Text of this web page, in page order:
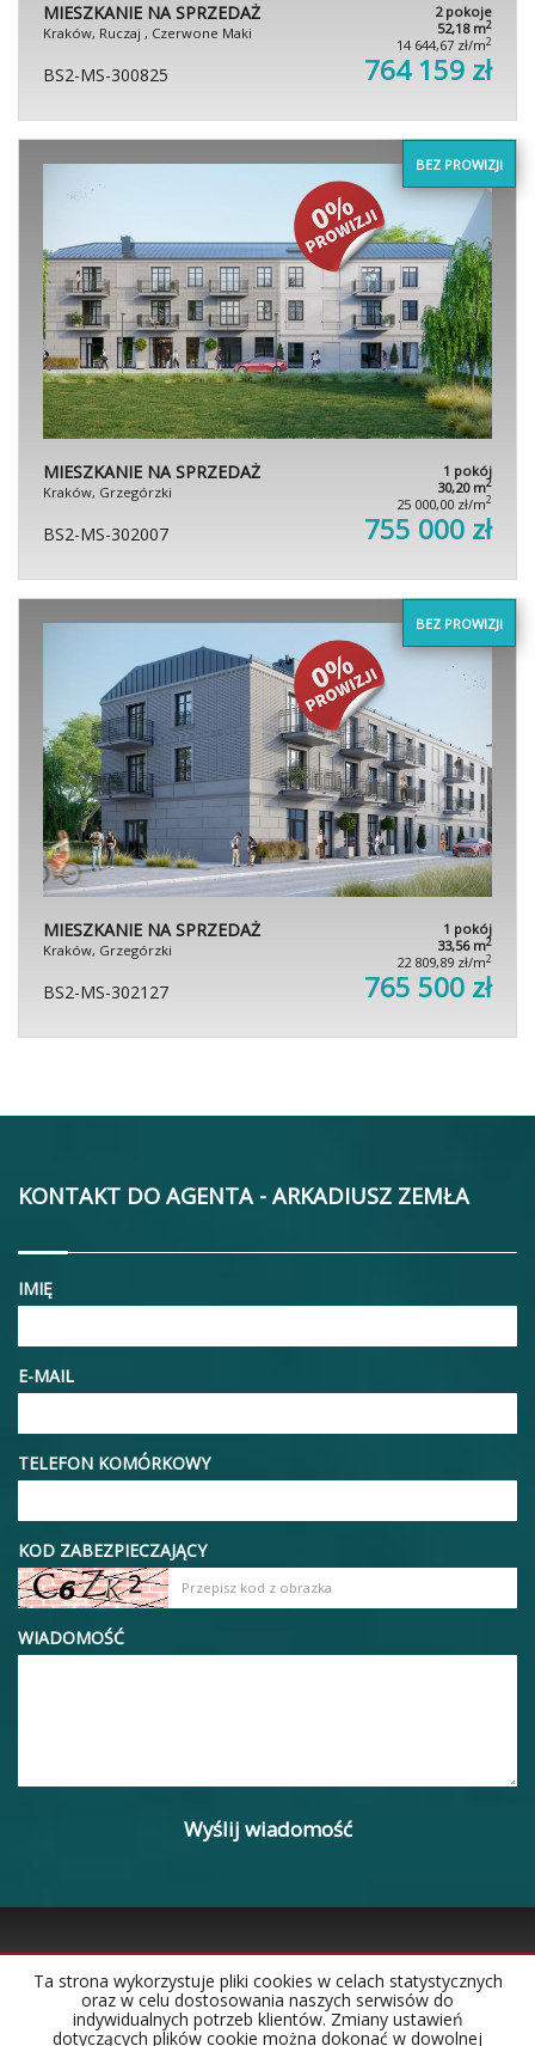
MIESZKANIE NA SPRZEDAŻ
Kraków, Ruczaj , Czerwone Maki
2 pokoje
52,18 m2
14 644,67 zł/m2
BS2-MS-300825 764 159 zł
BEZ PROWIZJI
MIESZKANIE NA SPRZEDAŻ
Kraków, Grzegórzki
1 pokój
30,20 m2
25 000,00 zł/m2
BS2-MS-302007 755 000 zł
BEZ PROWIZJI
MIESZKANIE NA SPRZEDAŻ
Kraków, Grzegórzki
1 pokój
33,56 m2
22 809,89 zł/m2
BS2-MS-302127 765 500 zł
KONTAKT DO AGENTA - ARKADIUSZ ZEMŁA
IMIĘ
E-MAIL
TELEFON KOMÓRKOWY
KOD ZABEZPIECZAJĄCY
WIADOMOŚĆ
Strona główna Notatnik Kontakt
Ta strona wykorzystuje pliki cookies w celach statystycznych
oraz w celu dostosowania naszych serwisów do
indywidualnych potrzeb klientów. Zmiany ustawień
dotyczących plików cookie można dokonać w dowolnej